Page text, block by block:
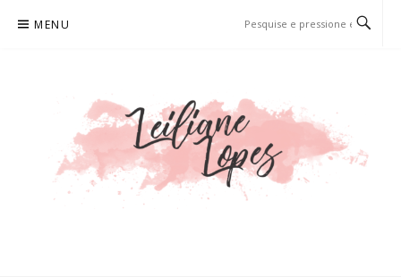
para
MENU